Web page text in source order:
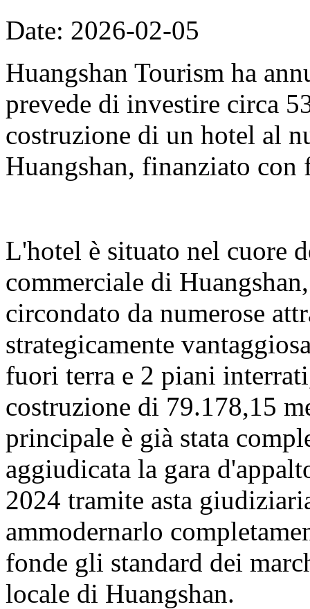
Date: 2026-02-05
Huangshan Tourism ha
prevede di investire circa
costruzione di un hotel al
Huangshan, finanziato
L'hotel è situato nel cuore
commerciale di
circondato da numerose
strategicamente
fuori terra e 2 piani
costruzione di 79.178,15
principale è già stata
aggiudicata la gara
2024 tramite asta
ammodernarlo
fonde gli standard dei
locale di Huangshan.